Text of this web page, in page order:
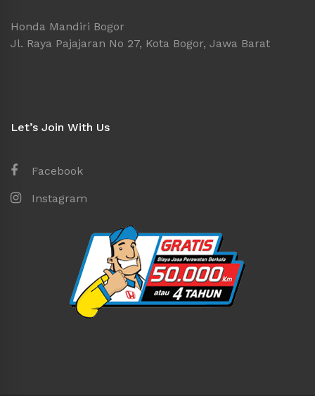
Honda Mandiri Bogor
Jl. Raya Pajajaran No 27, Kota Bogor, Jawa Barat
Let’s Join With Us
Facebook
Instagram